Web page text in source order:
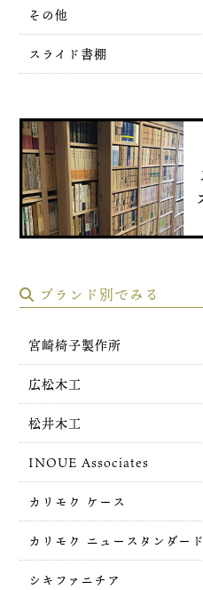
その他
スライド書棚
ブランド別でみる
宮崎椅子製作所
広松木工
松井木工
INOUE Associates
カリモク ケース
カリモク ニュースタンダード
シキファニチア